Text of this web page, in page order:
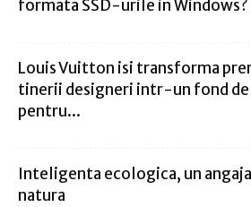
formata SSD-urile in Windows?
Louis Vuitton isi transforma
tinerii designeri intr-un fond
pentru...
Inteligenta ecologica, un
natura